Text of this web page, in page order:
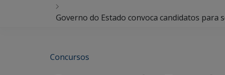
Governo do Estado convoca candidatos para
Concursos